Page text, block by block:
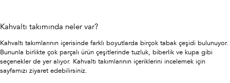
Kahvaltı takımında neler var?
Kahvaltı takımlarının içerisinde farklı boyutlarda birçok tabak çeşidi bulunuyor.
Bununla birlikte çok parçalı ürün çeşitlerinde tuzluk, biberlik ve kupa gibi
seçenekler de yer alıyor. Kahvaltı takımlarının içeriklerini incelemek için
sayfamızı ziyaret edebilirsiniz.